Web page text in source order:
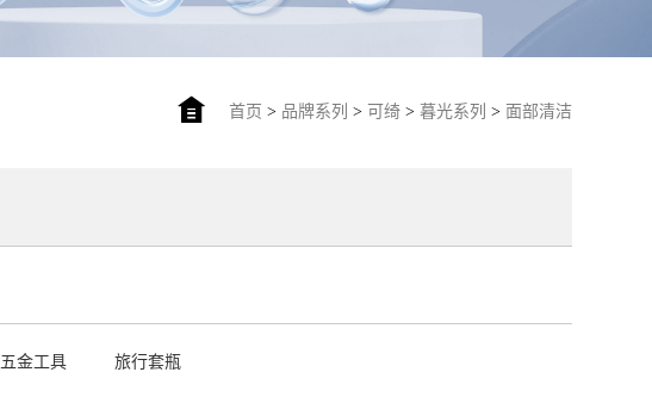
首页 > 品牌系列 > 可绮> 暮光系列 > 面部清洁
五金工具 旅行套瓶